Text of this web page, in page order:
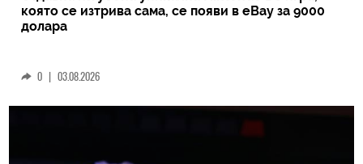
която се изтрива сама, се появи в eBay за 9000
долара
0 03.08.2026